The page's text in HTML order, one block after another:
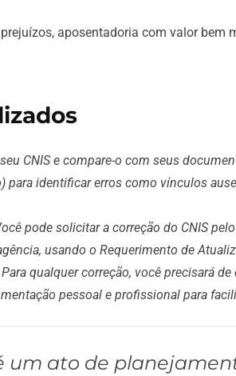
aposentadoria com valor bem
CNIS e compare-o com seus
para identificar erros como vínculos
pode solicitar a correção do CNIS
usando o Requerimento de
Para qualquer correção, você precisará
pessoal e profissional para
um ato de